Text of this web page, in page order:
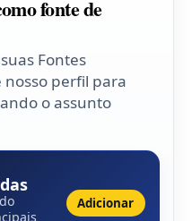
fonte de
Fontes
perfil para
o assunto
Adicionar